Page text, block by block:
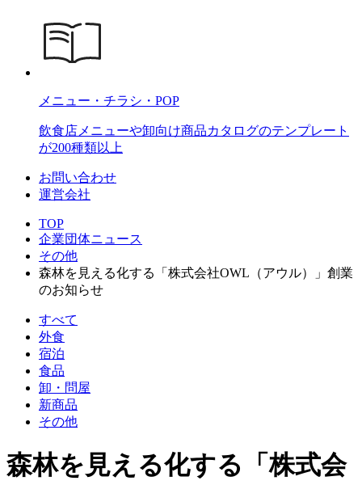
メニュー・チラシ・POP
飲食店メニューや卸向け商品カタログのテンプレート
が200種類以上
お問い合わせ
運営会社
TOP
企業団体ニュース
その他
森林を見える化する「株式会社OWL（アウル）」創業
のお知らせ
すべて
外食
宿泊
食品
卸・問屋
新商品
その他
森林を見える化する「株式会